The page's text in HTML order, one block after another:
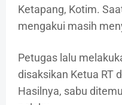
Ketapang, Kotim.
mengakui masih
Petugas lalu
disaksikan Ketua RT
Hasilnya, sabu